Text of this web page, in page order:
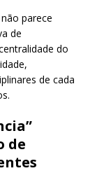
parece
de
do
de cada
de